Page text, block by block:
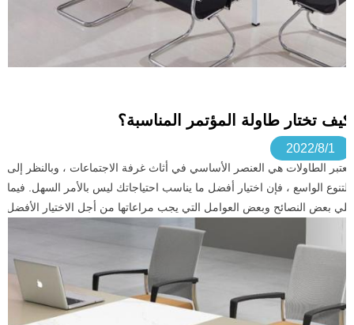
كيف تختار طاولة المؤتمر المناسبة؟
2022/8/1
تعتبر الطاولات هي العنصر الأساسي في أثاث غرفة الاجتماعات ، وبالنظر إلى
التنوع الواسع ، فإن اختيار أفضل ما يناسب احتياجاتك ليس بالأمر السهل. فيما
يلي بعض النصائح وبعض العوامل التي يجب مراعاتها من أجل الاختيار الأفضل.